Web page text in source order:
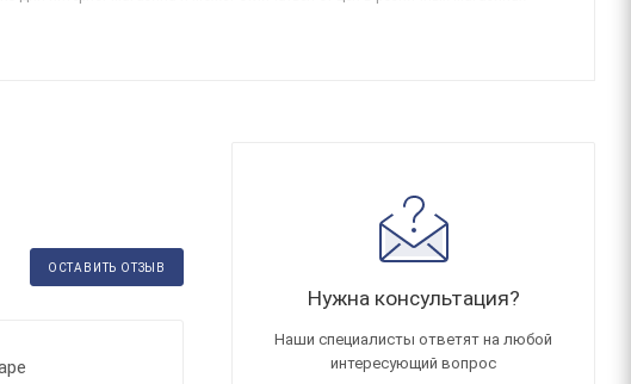
ОСТАВИТЬ ОТЗЫВ
Нужна консультация?
Наши специалисты ответят на любой
интересующий вопрос